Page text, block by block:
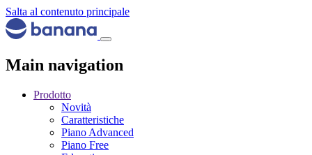
Salta al contenuto principale
Main navigation
Prodotto
Novità
Caratteristiche
Piano Advanced
Piano Free